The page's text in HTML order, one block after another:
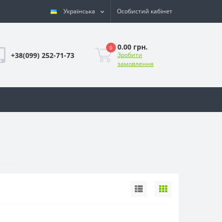
Українська Особистий кабінет
+38(099) 252-71-73
0 0.00 грн.
Зробити
замовлення